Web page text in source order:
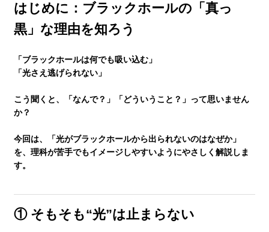
高校生
大学受験の方
はじめに：ブラックホールの「真っ
黒」な理由を知ろう
「ブラックホールは何でも吸い込む」
「光さえ逃げられない」
こう聞くと、「なんで？」「どういうこと？」って思いません
か？
今回は、「光がブラックホールから出られないのはなぜか」
を、理科が苦手でもイメージしやすいようにやさしく解説しま
す。
① そもそも“光”は止まらない